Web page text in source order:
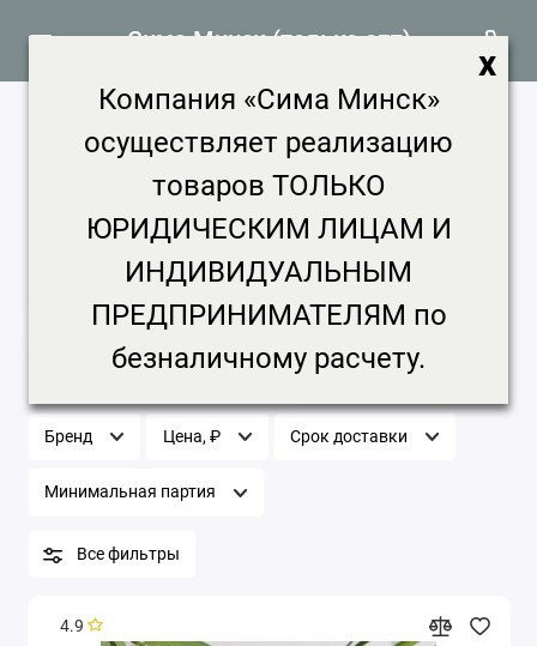
Сима Минск (только опт)
Оборудование для бизнеса и
производства продажа, цена в
1620 товаров
Оборудование для бизнеса и производства
Оборудование для бизнеса и производства
Бренд Цена, ₽ Срок доставки
Минимальная партия
Все фильтры
4.9
x
Компания «Сима Минск»
осуществляет реализацию
товаров ТОЛЬКО
ЮРИДИЧЕСКИМ ЛИЦАМ И
ИНДИВИДУАЛЬНЫМ
ПРЕДПРИНИМАТЕЛЯМ по
безналичному расчету.